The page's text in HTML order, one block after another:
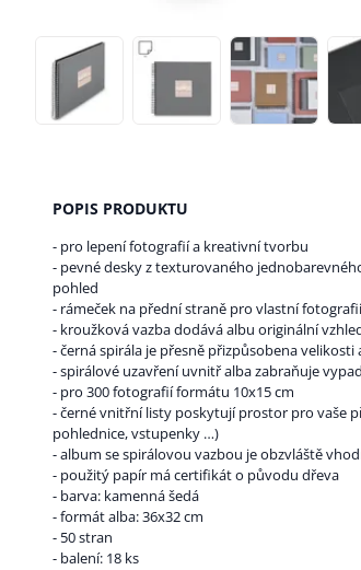
POPIS PRODUKTU
- pro lepení fotografií a kreativní tvorbu
- pevné desky z texturovaného
pohled
- rámeček na přední straně pro vlastní
- kroužková vazba dodává albu originální
- černá spirála je přesně přizpůsobena velikosti
- spirálové uzavření uvnitř alba zabraňuje
- pro 300 fotografií formátu 10x15 cm
- černé vnitřní listy poskytují prostor pro vaše
pohlednice, vstupenky …)
- album se spirálovou vazbou je obzvláště
- použitý papír má certifikát o původu dřeva
- barva: kamenná šedá
- formát alba: 36x32 cm
- 50 stran
- balení: 18 ks